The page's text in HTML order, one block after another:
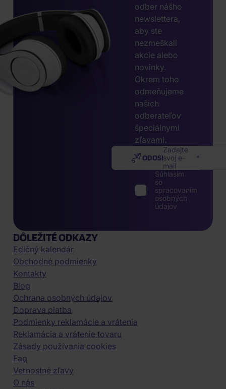
odber nášho
newslettera,
aby ste
nezmeškali
akcie alebo
novinky.
Okrem toho
odmeňujeme
našich
odberateľov
špeciálnymi
zľavami.
Zadajte
svoj e-
mail
ODOSLAŤ
Súhlasím
so
spracovaním
osobných
údajov
DÔLEŽITÉ ODKAZY
Edičný kalendár
Obchodné podmienky
Kontakty
Blog
Ochrana osobných údajov
Doprava platba
Podmienky reklamácie a vrátenia
Reklamácia a vrátenie tovaru
Zásady používania cookies
Faq
Vernostné zľavy
O nás